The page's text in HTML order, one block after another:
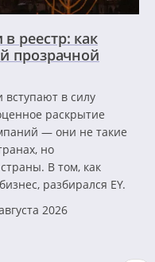
реестр: как
прозрачной
в силу
раскрытие
— они не такие
но
В том, как
разбирался EY.
2026